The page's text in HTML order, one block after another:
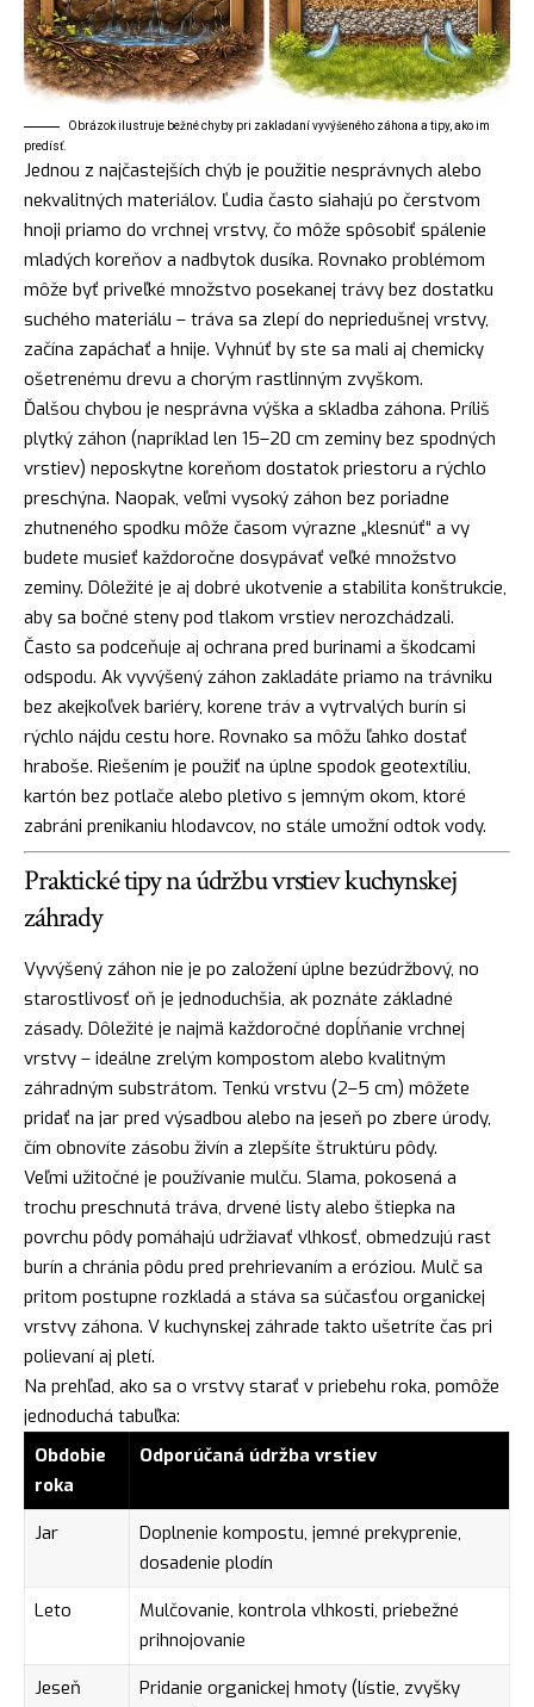
Obrázok ilustruje bežné chyby pri zakladaní vyvýšeného záhona a tipy, ako im
predísť.
Jednou z najčastejších chýb je použitie nesprávnych alebo
nekvalitných materiálov. Ľudia často siahajú po čerstvom
hnoji priamo do vrchnej vrstvy, čo môže spôsobiť spálenie
mladých koreňov a nadbytok dusíka. Rovnako problémom
môže byť priveľké množstvo posekanej trávy bez dostatku
suchého materiálu – tráva sa zlepí do nepriedušnej vrstvy,
začína zapáchať a hnije. Vyhnúť by ste sa mali aj chemicky
ošetrenému drevu a chorým rastlinným zvyškom.
Ďalšou chybou je nesprávna výška a skladba záhona. Príliš
plytký záhon (napríklad len 15–20 cm zeminy bez spodných
vrstiev) neposkytne koreňom dostatok priestoru a rýchlo
preschýna. Naopak, veľmi vysoký záhon bez poriadne
zhutneného spodku môže časom výrazne „klesnúť“ a vy
budete musieť každoročne dosypávať veľké množstvo
zeminy. Dôležité je aj dobré ukotvenie a stabilita konštrukcie,
aby sa bočné steny pod tlakom vrstiev nerozchádzali.
Často sa podceňuje aj ochrana pred burinami a škodcami
odspodu. Ak vyvýšený záhon zakladáte priamo na trávniku
bez akejkoľvek bariéry, korene tráv a vytrvalých burín si
rýchlo nájdu cestu hore. Rovnako sa môžu ľahko dostať
hraboše. Riešením je použiť na úplne spodok geotextíliu,
kartón bez potlače alebo pletivo s jemným okom, ktoré
zabráni prenikaniu hlodavcov, no stále umožní odtok vody.
Praktické tipy na údržbu vrstiev kuchynskej
záhrady
Vyvýšený záhon nie je po založení úplne bezúdržbový, no
starostlivosť oň je jednoduchšia, ak poznáte základné
zásady. Dôležité je najmä každoročné dopĺňanie vrchnej
vrstvy – ideálne zrelým kompostom alebo kvalitným
záhradným substrátom. Tenkú vrstvu (2–5 cm) môžete
pridať na jar pred výsadbou alebo na jeseň po zbere úrody,
čím obnovíte zásobu živín a zlepšíte štruktúru pôdy.
Veľmi užitočné je používanie mulču. Slama, pokosená a
trochu preschnutá tráva, drvené listy alebo štiepka na
povrchu pôdy pomáhajú udržiavať vlhkosť, obmedzujú rast
burín a chránia pôdu pred prehrievaním a eróziou. Mulč sa
pritom postupne rozkladá a stáva sa súčasťou organickej
vrstvy záhona. V kuchynskej záhrade takto ušetríte čas pri
polievaní aj pletí.
Na prehľad, ako sa o vrstvy starať v priebehu roka, pomôže
jednoduchá tabuľka:
Obdobie
roka
Odporúčaná údržba vrstiev
Jar
Doplnenie kompostu, jemné prekyprenie,
dosadenie plodín
Leto
Mulčovanie, kontrola vlhkosti, priebežné
prihnojovanie
Jeseň
Pridanie organickej hmoty (lístie, zvyšky